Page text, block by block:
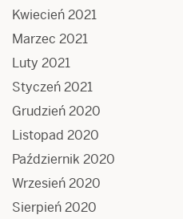
Kwiecień 2021
Marzec 2021
Luty 2021
Styczeń 2021
Grudzień 2020
Listopad 2020
Październik 2020
Wrzesień 2020
Sierpień 2020